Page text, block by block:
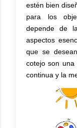
estén bien
para los
depende de
aspectos
que se
cotejo son una
continua y la